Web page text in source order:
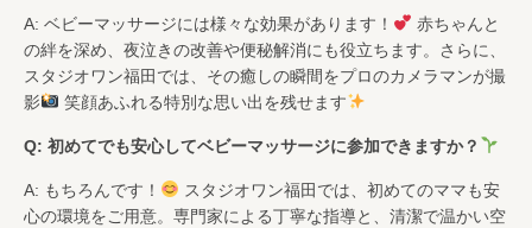
A: ベビーマッサージには様々な効果があります！
赤ちゃんと
の絆を深め、夜泣きの改善や便秘解消にも役立ちます。さらに、
スタジオワン福田では、その癒しの瞬間をプロのカメラマンが撮
影
笑顔あふれる特別な思い出を残せます
Q: 初めてでも安心してベビーマッサージに参加できますか？
A: もちろんです！
スタジオワン福田では、初めてのママも安
心の環境をご用意。専門家による丁寧な指導と、清潔で温かい空